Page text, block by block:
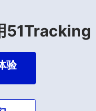
51Tracking
验